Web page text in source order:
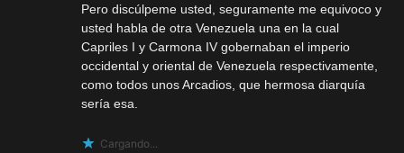
Pero discúlpeme usted, seguramente me equivoco y
usted habla de otra Venezuela una en la cual
Capriles I y Carmona IV gobernaban el imperio
occidental y oriental de Venezuela respectivamente,
como todos unos Arcadios, que hermosa diarquía
sería esa.
Cargando...